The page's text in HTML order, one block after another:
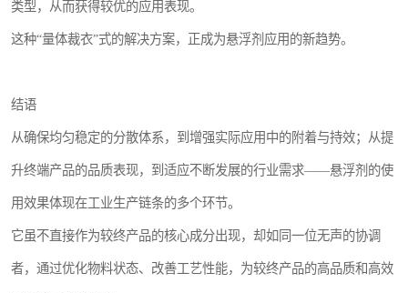
类型，从而获得较优的应用表现。
这种“量体裁衣”式的解决方案，正成为悬浮剂应用的新趋势。
结语
从确保均匀稳定的分散体系，到增强实际应用中的附着与持效；从提
升终端产品的品质表现，到适应不断发展的行业需求——悬浮剂的使
用效果体现在工业生产链条的多个环节。
它虽不直接作为较终产品的核心成分出现，却如同一位无声的协调
者，通过优化物料状态、改善工艺性能，为较终产品的高品质和高效